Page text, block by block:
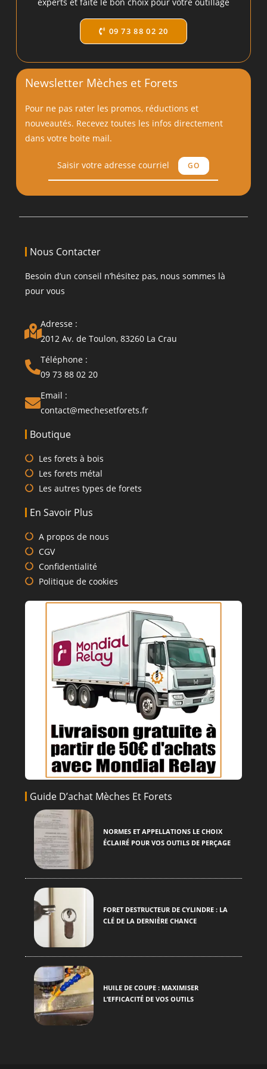
09 73 88 02 20
Newsletter Mèches et Forets
Pour ne pas rater les promos, réductions et
nouveautés. Recevez toutes les infos directement
dans votre boite mail.
GO
Nous Contacter
Besoin d’un conseil n’hésitez pas, nous sommes là
pour vous
Adresse :
2012 Av. de Toulon, 83260 La Crau
Téléphone :
09 73 88 02 20
Email :
contact@mechesetforets.fr
Boutique
Les forets à bois
Les forets métal
Les autres types de forets
En Savoir Plus
A propos de nous
CGV
Confidentialité
Politique de cookies
Guide D’achat Mèches Et Forets
NORMES ET APPELLATIONS LE CHOIX
ÉCLAIRÉ POUR VOS OUTILS DE PERÇAGE
FORET DESTRUCTEUR DE CYLINDRE : LA
CLÉ DE LA DERNIÈRE CHANCE
HUILE DE COUPE : MAXIMISER
L’EFFICACITÉ DE VOS OUTILS